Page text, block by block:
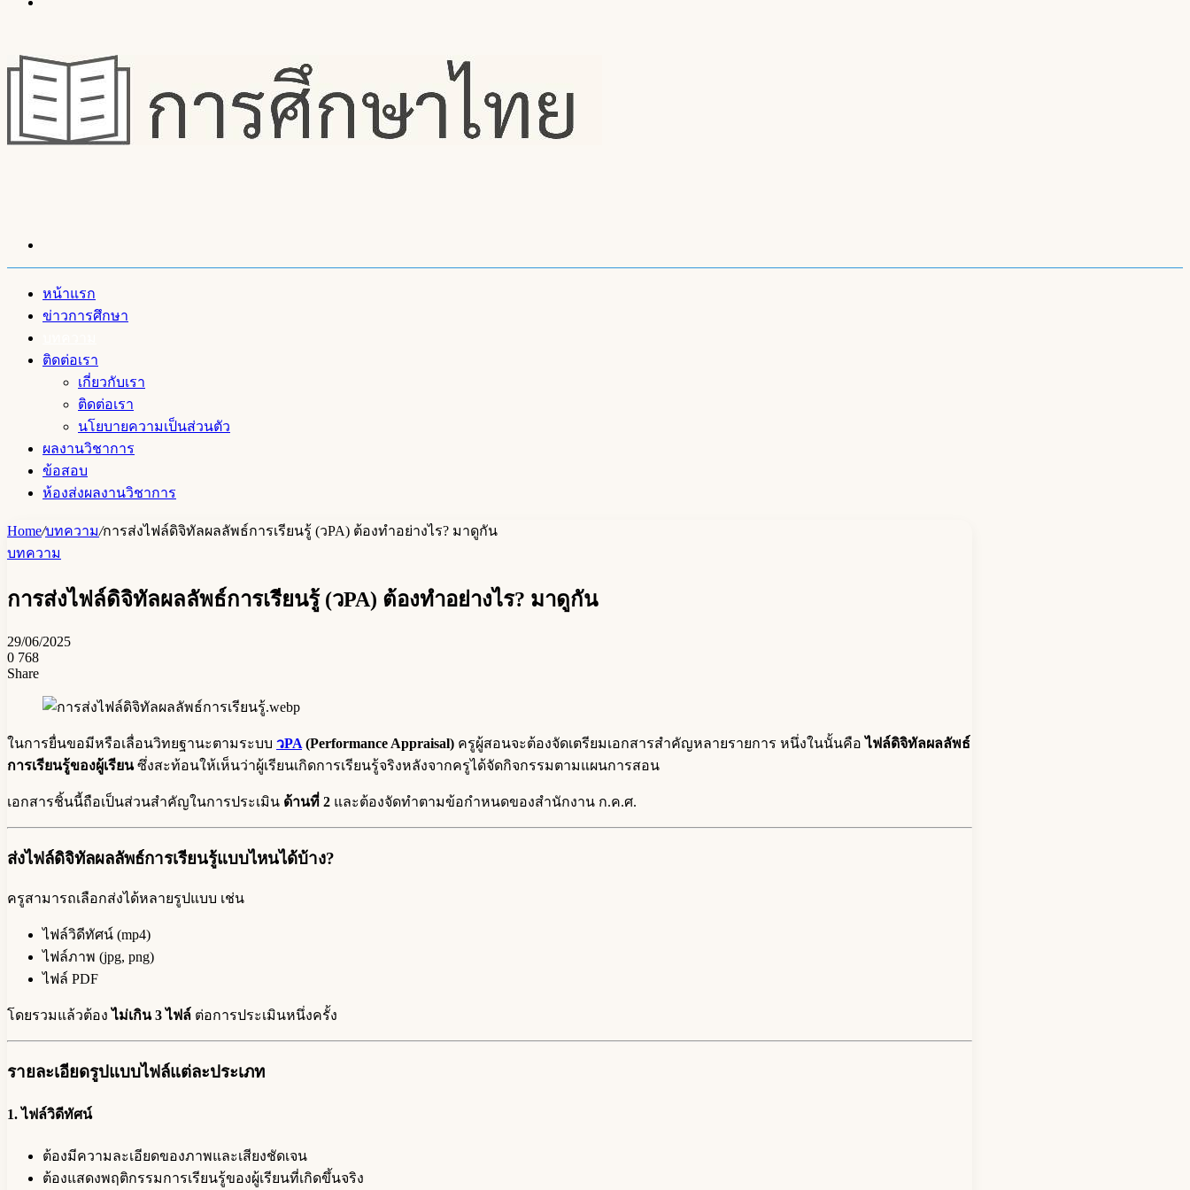
หน้าแรก
ข่าวการศึกษา
ติดต่อเรา
เกี่ยวกับเรา
ติดต่อเรา
นโยบายความเป็นส่วนตัว
ผลงานวิชาการ
ข้อสอบ
ห้องส่งผลงานวิชาการ
Home/บทความ/การส่งไฟล์ดิจิทัลผลลัพธ์การเรียนรู้ (วPA) ต้องทำอย่างไร? มาดูกัน
บทความ
การส่งไฟล์ดิจิทัลผลลัพธ์การเรียนรู้ (วPA) ต้องทำอย่างไร? มาดูกัน
29/06/2025
0 768
Share
ในการยื่นขอมีหรือเลื่อนวิทยฐานะตามระบบ วPA (Performance Appraisal) ครูผู้สอนจะต้องจัดเตรียมเอกสารสำคัญหลายรายการ หนึ่งในนั้นคือไฟล์ดิจิทัลผลลัพธ์
การเรียนรู้ของผู้เรียนซึ่งสะท้อนให้เห็นว่าผู้เรียนเกิดการเรียนรู้จริงหลังจากครูได้จัดกิจกรรมตามแผนการสอน
เอกสารชิ้นนี้ถือเป็นส่วนสำคัญในการประเมิน ด้านที่ 2 และต้องจัดทำตามข้อกำหนดของสำนักงาน ก.ค.ศ.
ส่งไฟล์ดิจิทัลผลลัพธ์การเรียนรู้แบบไหนได้บ้าง?
ครูสามารถเลือกส่งได้หลายรูปแบบ เช่น
ไฟล์วิดีทัศน์ (mp4)
ไฟล์ภาพ (jpg, png)
ไฟล์ PDF
โดยรวมแล้วต้องไม่เกิน 3 ไฟล์ ต่อการประเมินหนึ่งครั้ง
รายละเอียดรูปแบบไฟล์แต่ละประเภท
1. ไฟล์วิดีทัศน์
ต้องมีความละเอียดของภาพและเสียงชัดเจน
ต้องแสดงพฤติกรรมการเรียนรู้ของผู้เรียนที่เกิดขึ้นจริง